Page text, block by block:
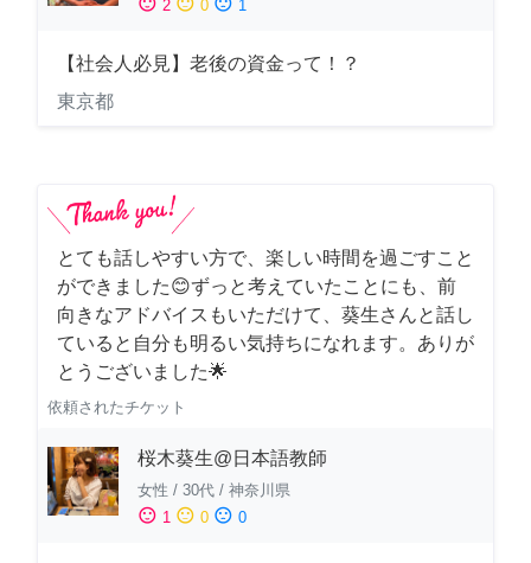
2 0 1
【社会人必見】老後の資金って！？
東京都
とても話しやすい方で、楽しい時間を過ごすこと
ができました😊ずっと考えていたことにも、前
向きなアドバイスもいただけて、葵生さんと話し
ていると自分も明るい気持ちになれます。ありが
とうございました🌟
依頼されたチケット
桜木葵生@日本語教師
女性 / 30代 / 神奈川県
sentiment_satisfied 1 sentiment_neutral 0 sentiment_dissatisfied 0